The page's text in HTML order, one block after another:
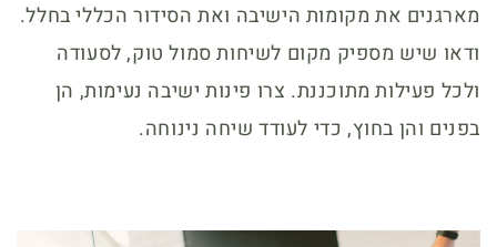
מארגנים את מקומות הישיבה ואת הסידור הכללי בחלל.
ודאו שיש מספיק מקום לשיחות סמול טוק, לסעודה
ולכל פעילות מתוכננת. צרו פינות ישיבה נעימות, הן
בפנים והן בחוץ, כדי לעודד שיחה נינוחה.